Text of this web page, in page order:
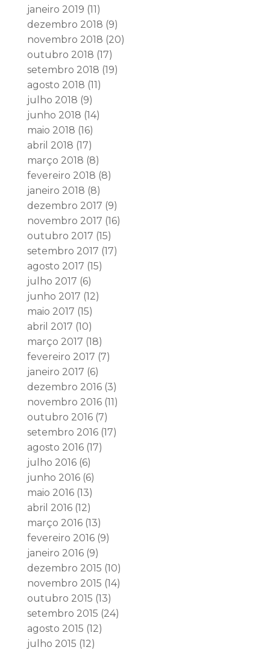
janeiro 2019 (11)
dezembro 2018 (9)
novembro 2018 (20)
outubro 2018 (17)
setembro 2018 (19)
agosto 2018 (11)
julho 2018 (9)
junho 2018 (14)
maio 2018 (16)
abril 2018 (17)
março 2018 (8)
fevereiro 2018 (8)
janeiro 2018 (8)
dezembro 2017 (9)
novembro 2017 (16)
outubro 2017 (15)
setembro 2017 (17)
agosto 2017 (15)
julho 2017 (6)
junho 2017 (12)
maio 2017 (15)
abril 2017 (10)
março 2017 (18)
fevereiro 2017 (7)
janeiro 2017 (6)
dezembro 2016(3)
novembro 2016(11)
outubro 2016(7)
setembro 2016(17)
agosto 2016(17)
julho 2016(6)
junho 2016(6)
maio 2016(13)
abril 2016(12)
março 2016(13)
fevereiro 2016(9)
janeiro 2016(9)
dezembro 2015 (10)
novembro 2015 (14)
outubro 2015 (13)
setembro 2015 (24)
agosto 2015 (12)
julho 2015 (12)